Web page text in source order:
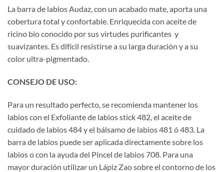
La barra de labios Audaz, con un acabado mate, aporta una
cobertura total y confortable. Enriquecida con aceite de
ricino bio conocido por sus virtudes purificantes y
suavizantes. Es difícil resistirse a su larga duración y a su
color ultra-pigmentado.
CONSEJO DE USO:
Para un resultado perfecto, se recomienda mantener los
labios con el Exfoliante de labios stick 482, el aceite de
cuidado de labios 484 y el bálsamo de labios 481 ó 483. La
barra de labios puede ser aplicada directamente sobre los
labios o con la ayuda del Pincel de labios 708. Para una
mayor duración utilizar un Lápiz Zao sobre el contorno de los